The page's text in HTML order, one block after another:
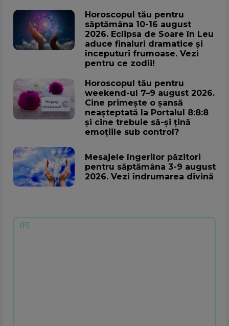
Horoscopul tău pentru
săptămâna 10-16 august
2026. Eclipsa de Soare în Leu
aduce finaluri dramatice și
începuturi frumoase. Vezi
pentru ce zodii!
Horoscopul tău pentru
weekend-ul 7–9 august 2026.
Cine primește o șansă
neașteptată la Portalul 8:8:8
și cine trebuie să-și țină
emoțiile sub control?
Mesajele îngerilor păzitori
pentru săptămâna 3-9 august
2026. Vezi îndrumarea divină